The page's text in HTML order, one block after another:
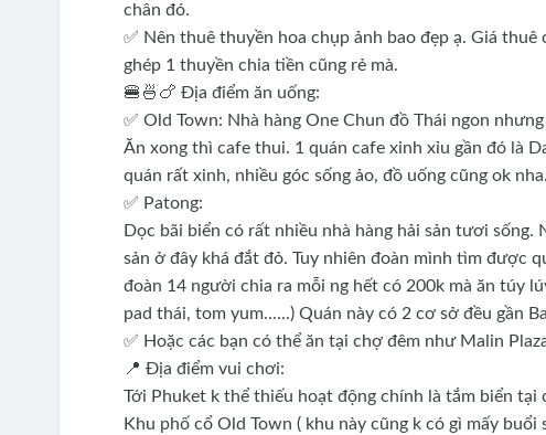
chân đó.
✅ Nên thuê thuyền hoa chụp ảnh bao đẹp ạ. Giá
ghép 1 thuyền chia tiền cũng rẻ mà.
🍔🍜🍗 Địa điểm ăn uống:
✅ Old Town: Nhà hàng One Chun đồ Thái ngon
Ăn xong thì cafe thui. 1 quán cafe xinh xỉu gần đó là
quán rất xinh, nhiều góc sống ảo, đồ uống cũng ok nha.
✅ Patong:
Dọc bãi biển có rất nhiều nhà hàng hải sản tươi
sản ở đây khá đắt đỏ. Tuy nhiên đoàn mình tìm được
đoàn 14 người chia ra mỗi ng hết có 200k mà ăn túy
pad thái, tom yum......) Quán này có 2 cơ sở đều gần
✅ Hoặc các bạn có thể ăn tại chợ đêm như Malin
📍 Địa điểm vui chơi:
Tới Phuket k thể thiếu hoạt động chính là tắm biển tại
Khu phố cổ Old Town ( khu này cũng k có gì mấy